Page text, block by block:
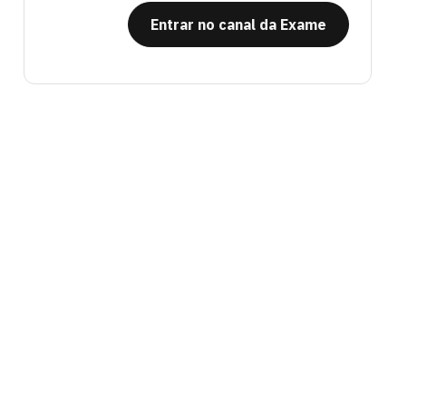
Entrar no canal da Exame